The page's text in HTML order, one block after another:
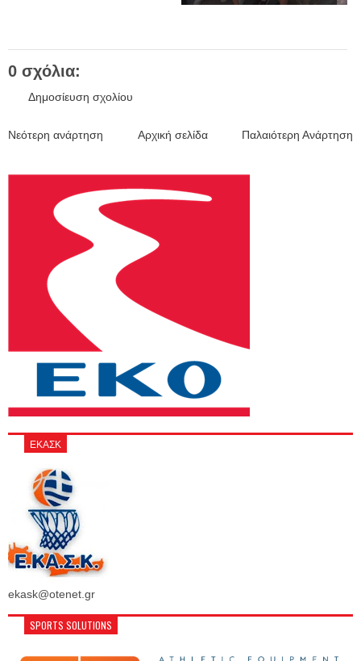
0 σχόλια:
Δημοσίευση σχολίου
Νεότερη ανάρτηση Παλαιότερη Ανάρτηση
Αρχική σελίδα
ΕΚΑΣΚ
ekask@otenet.gr
SPORTS SOLUTIONS